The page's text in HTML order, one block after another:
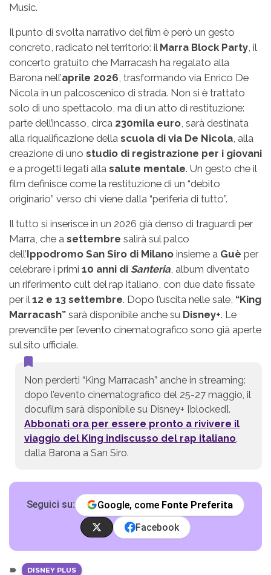
Music.
Il punto di svolta narrativo del film è però un gesto
concreto, radicato nel territorio: il Marra Block Party , il
concerto gratuito che Marracash ha regalato alla
Barona nell’aprile 2026 , trasformando via Enrico De
Nicola in un palcoscenico di strada. Non si è trattato
solo di uno spettacolo, ma di un atto di restituzione:
parte dell’incasso, circa 230mila euro , sarà destinata
alla riqualificazione della scuola di via De Nicola , alla
creazione di uno studio di registrazione per i giovani
e a progetti legati alla salute mentale. Un gesto che il
film definisce come la restituzione di un “debito
originario” verso chi viene dalla “periferia di tutto”.
Il tutto si inserisce in un 2026 già denso di traguardi per
Marra, che a settembre salirà sul palco
dell’Ippodromo San Siro di Milano insieme a Guè per
celebrare i primi 10 anni di Santeria , album diventato
un riferimento cult del rap italiano, con due date fissate
per il 12 e 13 settembre. Dopo l’uscita nelle sale, “King
Marracash” sarà disponibile anche su Disney+. Le
prevendite per l’evento cinematografico sono già aperte
sul sito ufficiale.
Non perderti “King Marracash” anche in streaming:
dopo l’evento cinematografico del 25-27 maggio, il
docufilm sarà disponibile su Disney+ [blocked].
Abbonati ora per essere pronto a rivivere il
viaggio del King indiscusso del rap italiano,
dalla Barona a San Siro.
Seguici su: Google, come Fonte Preferita
Facebook
DISNEY PLUS